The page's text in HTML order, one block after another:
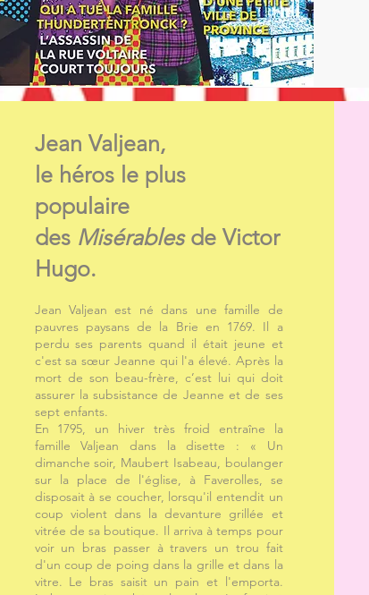
Jean Valjean,
le héros le plus
populaire
des Misérablesde Victor
Hugo.
Jean Valjean est né dans une famille de
pauvres paysans de la Brie en 1769. Il a
perdu ses parents quand il était jeune et
c'est sa sœur Jeanne qui l'a élevé. Après la
mort de son beau-frère, c’est lui qui doit
assurer la subsistance de Jeanne et de ses
sept enfants.
En 1795, un hiver très froid entraîne la
famille Valjean dans la disette : « Un
dimanche soir, Maubert Isabeau, boulanger
sur la place de l'église, à Faverolles, se
disposait à se coucher, lorsqu'il entendit un
coup violent dans la devanture grillée et
vitrée de sa boutique. Il arriva à temps pour
voir un bras passer à travers un trou fait
d'un coup de poing dans la grille et dans la
vitre. Le bras saisit un pain et l'emporta.